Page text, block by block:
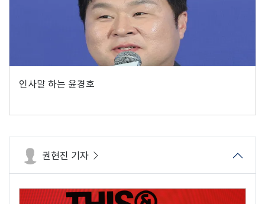
인사말 하는 윤경호
권현진 기자